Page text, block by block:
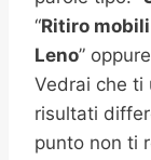
“Ritiro
Leno”
Vedrai che ti
risultati
punto non ti